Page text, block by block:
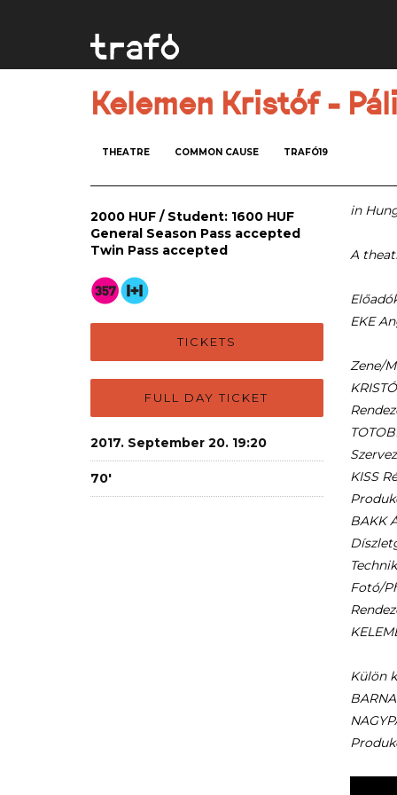
Kelemen Kristóf -
THEATRE COMMON CAUSE TRAFÓ19
2000 HUF / Student: 1600 HUF
General Season Pass accepted
Twin Pass accepted
TICKETS
FULL DAY TICKET
2017. September 20. 19:20
70'
in
A
EKE
Zene/
KISS
BAKK
Fotó/
Külön